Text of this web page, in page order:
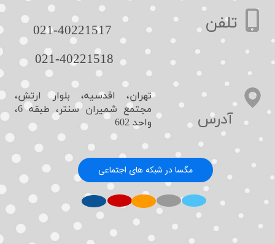
تلفن
021-40221517​​​​​​​
021-40221518​​​​​​​
​آدرس
تهران، اقدسیه، بلوار ارتش،
مجتمع شمیران سنتر، طبقه 6،
واحد 602
مگسا در شبکه های اجتماعی